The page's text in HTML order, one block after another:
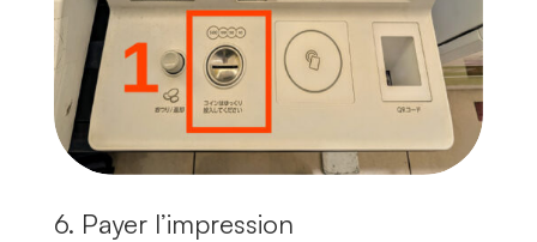
6. Payer l’impression